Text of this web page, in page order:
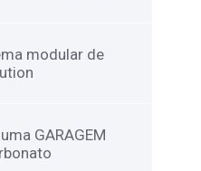
modular de
GARAGEM